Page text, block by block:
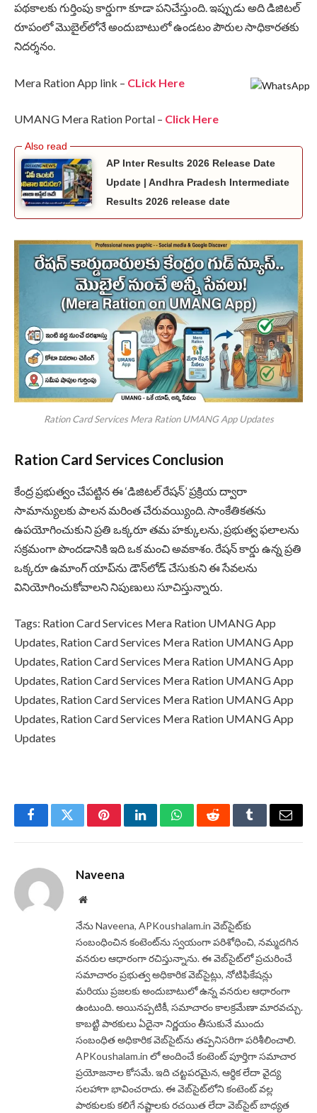
పథకాలకు గుర్తింపు కార్డుగా కూడా పనిచేస్తుంది. ఇప్పుడు అది డిజిటల్
రూపంలో మొబైల్‌లోనే అందుబాటులో ఉండటం పౌరుల సాధికారతకు
నిదర్శనం.
Mera Ration App link – CLick Here
UMANG Mera Ration Portal – Click Here
AP Inter Results 2026 Release Date
Update | Andhra Pradesh Intermediate
Results 2026 release date
Ration Card Services Mera Ration UMANG App Updates
Ration Card Services Conclusion
కేంద్ర ప్రభుత్వం చేపట్టిన ఈ ‘డిజిటల్ రేషన్’ ప్రక్రియ ద్వారా
సామాన్యులకు పాలన మరింత చేరువయ్యింది. సాంకేతికతను
ఉపయోగించుకుని ప్రతి ఒక్కరూ తమ హక్కులను, ప్రభుత్వ ఫలాలను
సక్రమంగా పొందడానికి ఇది ఒక మంచి అవకాశం. రేషన్ కార్డు ఉన్న ప్రతి
ఒక్కరూ ఉమాంగ్ యాప్‌ను డౌన్‌లోడ్ చేసుకుని ఈ సేవలను
వినియోగించుకోవాలని నిపుణులు సూచిస్తున్నారు.
Tags: Ration Card Services Mera Ration UMANG App
Updates, Ration Card Services Mera Ration UMANG App
Updates, Ration Card Services Mera Ration UMANG App
Updates, Ration Card Services Mera Ration UMANG App
Updates, Ration Card Services Mera Ration UMANG App
Updates, Ration Card Services Mera Ration UMANG App
Updates
FacebookTwitterPinterestLinkedInWhatsAppRedditTumblrEmail
Naveena
Website
నేను Naveena, APKoushalam.in వెబ్‌సైట్‌కు
సంబంధించిన కంటెంట్‌ను స్వయంగా పరిశోధించి, నమ్మదగిన
వనరుల ఆధారంగా రచిస్తున్నాను. ఈ వెబ్‌సైట్‌లో ప్రచురించే
సమాచారం ప్రభుత్వ అధికారిక వెబ్‌సైట్లు, నోటిఫికేషన్లు
మరియు ప్రజలకు అందుబాటులో ఉన్న వనరుల ఆధారంగా
ఉంటుంది. అయినప్పటికీ, సమాచారం కాలక్రమేణా మారవచ్చు.
కాబట్టి పాఠకులు ఏదైనా నిర్ణయం తీసుకునే ముందు
సంబంధిత అధికారిక వెబ్‌సైట్‌ను తప్పనిసరిగా పరిశీలించాలి.
APKoushalam.in లో అందించే కంటెంట్ పూర్తిగా సమాచార
ప్రయోజనాల కోసమే. ఇది చట్టపరమైన, ఆర్థిక లేదా వైద్య
సలహాగా భావించరాదు. ఈ వెబ్‌సైట్‌లోని కంటెంట్ వల్ల
పాఠకులకు కలిగే నష్టాలకు రచయిత లేదా వెబ్‌సైట్ బాధ్యత